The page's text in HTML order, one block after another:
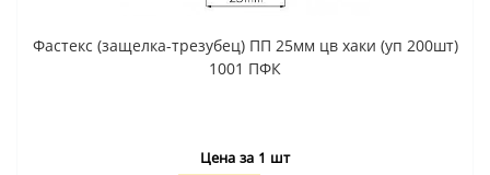
Фастекс (защелка-трезубец) ПП 25мм цв хаки (уп 200шт)
1001 ПФК
Цена за 1 шт